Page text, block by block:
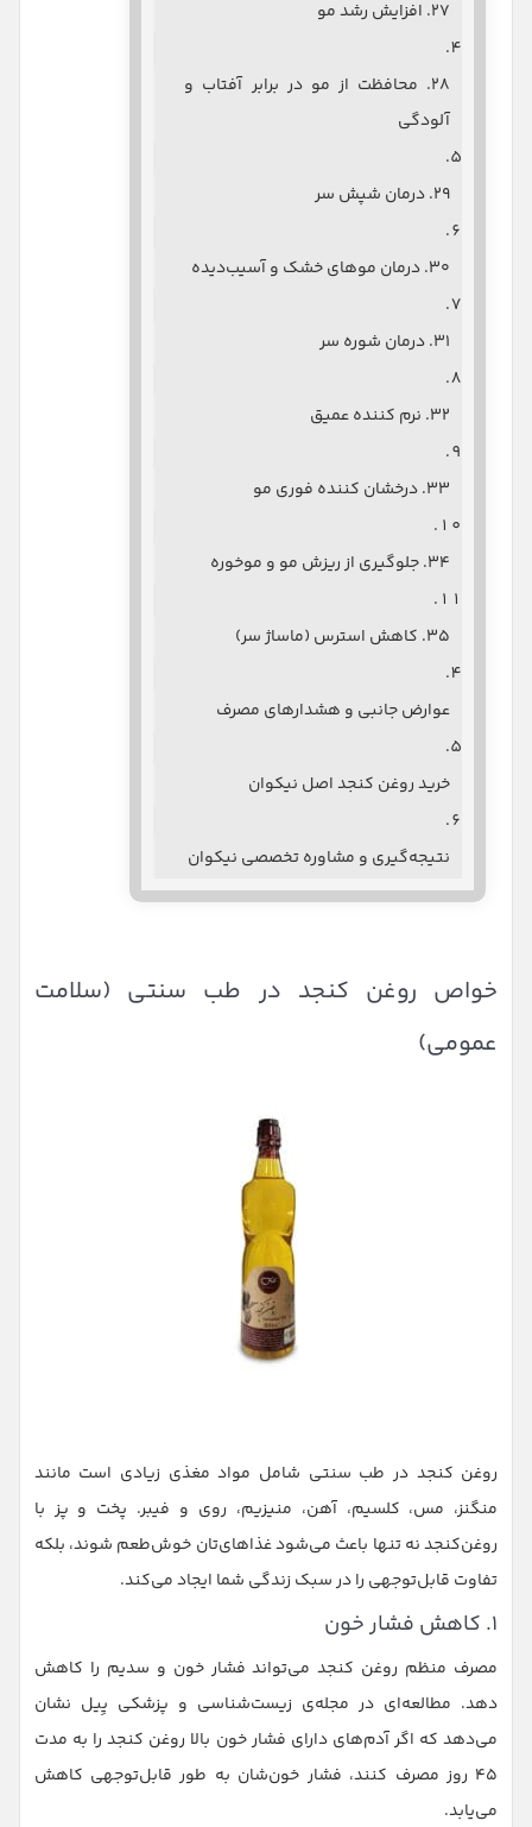
۲۷. افزایش رشد مو
۲۸. محافظت از مو در برابر آفتاب و
آلودگی
۲۹. درمان شپش سر
۳۰. درمان موهای خشک و آسیب‌دیده
۳۱. درمان شوره سر
۳۲. نرم کننده عمیق
۳۳. درخشان کننده فوری مو
۳۴. جلوگیری از ریزش مو و موخوره
۳۵. کاهش استرس (ماساژ سر)
عوارض جانبی و هشدارهای مصرف
خرید روغن کنجد اصل نیکوان
نتیجه‌گیری و مشاوره تخصصی نیکوان
خواص روغن کنجد در طب سنتی (سلامت
عمومی)
روغن کنجد در طب سنتی شامل مواد مغذی زیادی است مانند
منگنز، مس، کلسیم، آهن، منیزیم، روی و فیبر. پخت و پز با
روغن‌کنجد نه تنها باعث می‌شود غذاهای‌تان خوش‌طعم شوند، بلکه
تفاوت قابل‌توجهی را در سبک زندگی شما ایجاد می‌کند.
۱. کاهش فشار خون
مصرف منظم روغن کنجد می‌تواند فشار خون و سدیم را کاهش
دهد. مطالعه‌ای در مجله‌ی زیست‌شناسی و پزشکی یِیل نشان
می‌دهد که اگر آدم‌های دارای فشار خون بالا روغن کنجد را به مدت
۴۵ روز مصرف کنند، فشار خون‌شان به طور قابل‌توجهی کاهش
می‌یابد.